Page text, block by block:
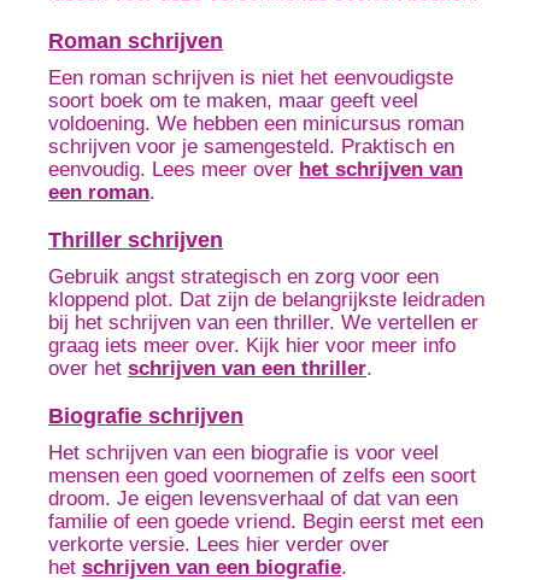
Roman schrijven
Een roman schrijven is niet het eenvoudigste
soort boek om te maken, maar geeft veel
voldoening. We hebben een minicursus roman
schrijven voor je samengesteld. Praktisch en
eenvoudig. Lees meer over het schrijven van
een roman.
Thriller schrijven
Gebruik angst strategisch en zorg voor een
kloppend plot. Dat zijn de belangrijkste leidraden
bij het schrijven van een thriller. We vertellen er
graag iets meer over. Kijk hier voor meer info
over het schrijven van een thriller.
Biografie schrijven
Het schrijven van een biografie is voor veel
mensen een goed voornemen of zelfs een soort
droom. Je eigen levensverhaal of dat van een
familie of een goede vriend. Begin eerst met een
verkorte versie. Lees hier verder over
het schrijven van een biografie.